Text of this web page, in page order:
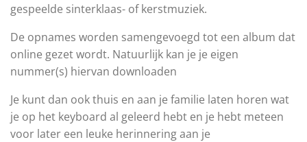
gespeelde sinterklaas- of kerstmuziek.
De opnames worden samengevoegd tot een album dat
online gezet wordt. Natuurlijk kan je je eigen
nummer(s) hiervan downloaden
Je kunt dan ook thuis en aan je familie laten horen wat
je op het keyboard al geleerd hebt en je hebt meteen
voor later een leuke herinnering aan je